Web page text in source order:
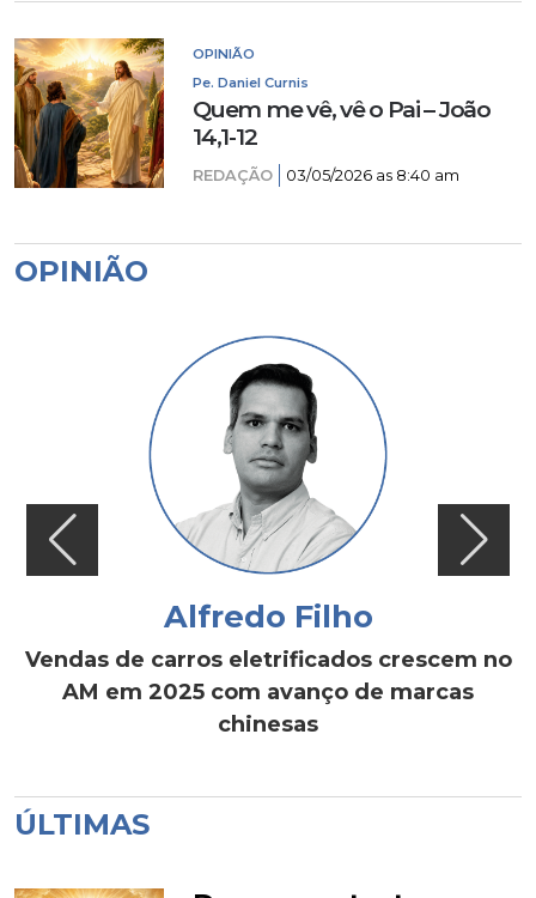
OPINIÃO
Pe. Daniel Curnis
Quem me vê, vê o Pai – João
14,1-12
REDAÇÃO 03/05/2026 as 8:40 am
OPINIÃO
Alfredo Filho
Vendas de carros eletrificados crescem no
AM em 2025 com avanço de marcas
chinesas
ÚLTIMAS